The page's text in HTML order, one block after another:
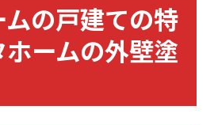
ムの戸建ての特
ームの外壁塗